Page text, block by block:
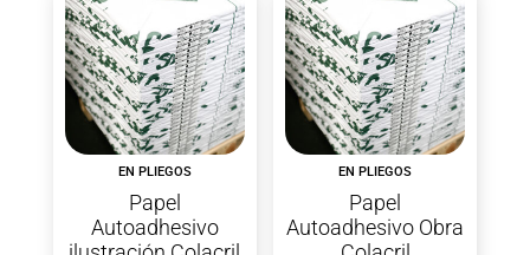
EN PLIEGOS
Papel
Autoadhesivo
EN PLIEGOS
Papel
Autoadhesivo Obra